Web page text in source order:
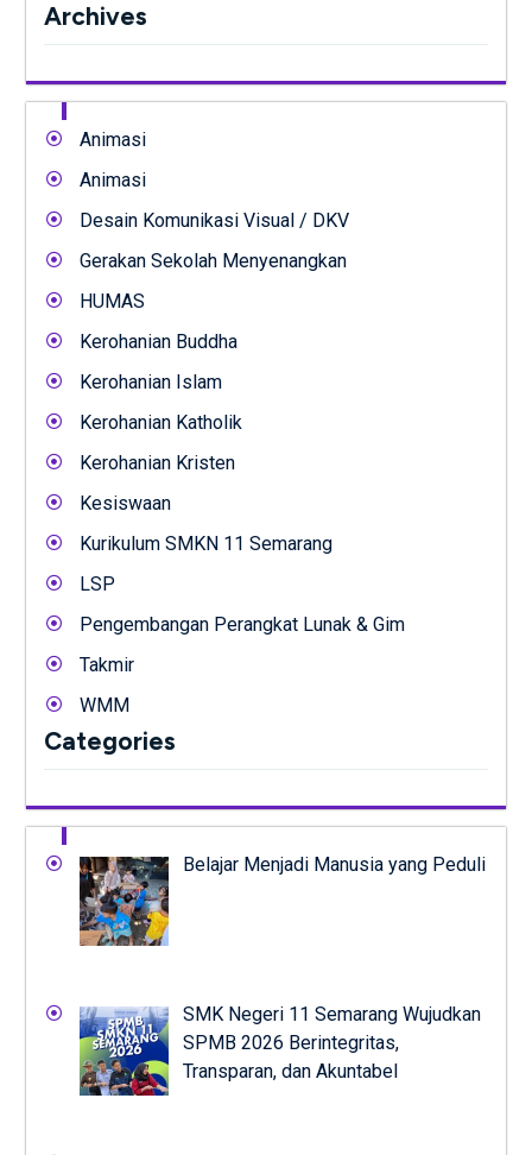
Archives
Animasi
Animasi
Desain Komunikasi Visual / DKV
Gerakan Sekolah Menyenangkan
HUMAS
Kerohanian Buddha
Kerohanian Islam
Kerohanian Katholik
Kerohanian Kristen
Kesiswaan
Kurikulum SMKN 11 Semarang
LSP
Pengembangan Perangkat Lunak & Gim
Takmir
WMM
Categories
Belajar Menjadi Manusia yang Peduli
SMK Negeri 11 Semarang Wujudkan
SPMB 2026 Berintegritas,
Transparan, dan Akuntabel